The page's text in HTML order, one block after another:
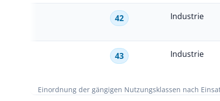
Einordnung der gängigen Nutzungsklassen nach
42 Industrie
43 Industrie